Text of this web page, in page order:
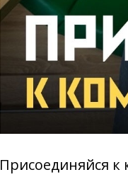
Присоединяйся к